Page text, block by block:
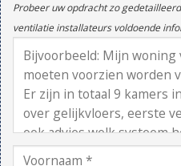
Probeer uw opdracht zo
ventilatie installateurs voldoende